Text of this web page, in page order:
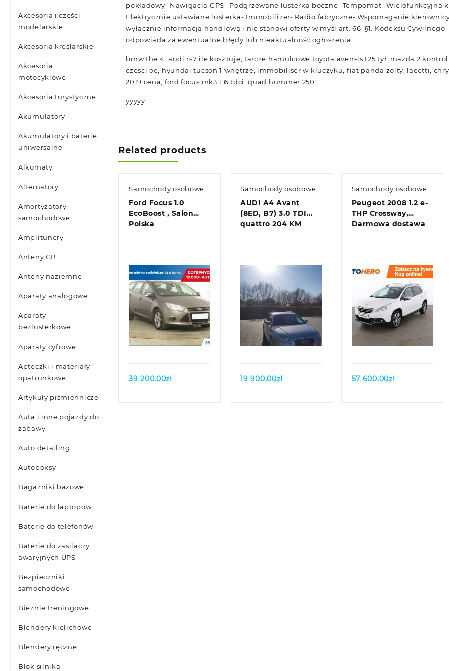
Akcesoria i części
modelarskie
Akcesoria kreślarskie
Akcesoria
motocyklowe
Akcesoria turystyczne
Akumulatory
Akumulatory i baterie
uniwersalne
Alkomaty
Alternatory
Amortyzatory
samochodowe
Amplitunery
Anteny CB
Anteny naziemne
Aparaty analogowe
Aparaty
bezlusterkowe
Aparaty cyfrowe
Apteczki i materiały
opatrunkowe
Artykuły piśmiennicze
Auta i inne pojazdy do
zabawy
Auto detailing
Autoboksy
Bagażniki bazowe
Baterie do laptopów
Baterie do telefonów
Baterie do zasilaczy
awaryjnych UPS
Bezpieczniki
samochodowe
Bieżnie treningowe
Blendery kielichowe
Blendery ręczne
Blok silnika
pokładowy- Nawigacja GPS- Podgrzewane lusterka boczne- Tempomat-
Elektrycznie ustawiane lusterka- Immobilizer- Radio fabryczne- Wspomaganie
wyłącznie informacją handlową i nie stanowi oferty w myśl art. 66, §1. Kodeksu
odpowiada za ewentualne błędy lub nieaktualność ogłoszenia..
bmw the 4, audi rs7 ile kosztuje, tarcze hamulcowe toyota avensis t25 tył, mazda 2
czesci oe, hyundai tucson 1 wnętrze, immobiliser w kluczyku, fiat panda zolty, lacetti,
2019 cena, ford focus mk3 1.6 tdci, quad hummer 250
yyyyy
Related products
Samochody osobowe
Ford Focus 1.0
EcoBoost , Salon
Polska
Quick view
39 200,00zł
Samochody osobowe
AUDI A4 Avant
(8ED, B7) 3.0 TDI
quattro 204 KM
Quick view
19 900,00zł
Samochody osobowe
Peugeot 2008 1.2 e-
THP Crossway,
Darmowa dostawa
Quick view
57 600,00zł